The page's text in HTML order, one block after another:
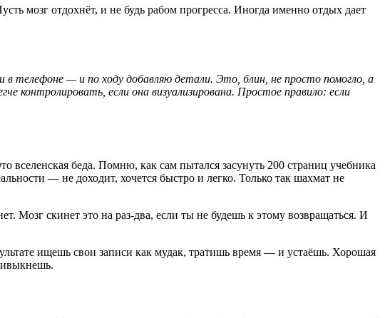
мозг отдохнёт, и не будь рабом прогресса. Иногда именно отдых дает
телефоне — и по ходу добавляю детали. Это, блин, не просто помогло, а
контролировать, если она визуализирована. Простое правило: если
вселенская беда. Помню, как сам пытался засунуть 200 страниц учебника
— не доходит, хочется быстро и легко. Только так шахмат не
скинет это на раз-два, если ты не будешь к этому возвращаться. И
ищешь свои записи как мудак, тратишь время — и устаёшь. Хорошая